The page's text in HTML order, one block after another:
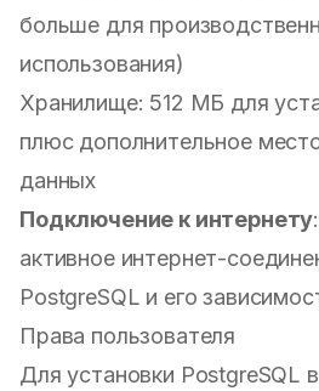
больше для
использования)
Хранилище: 512 МБ для
плюс дополнительное
данных
Подключение к интернету
активное интернет-
PostgreSQL и его
Права пользователя
Для установки PostgreSQL